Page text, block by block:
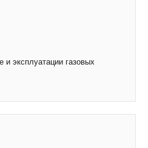
и эксплуатации газовых